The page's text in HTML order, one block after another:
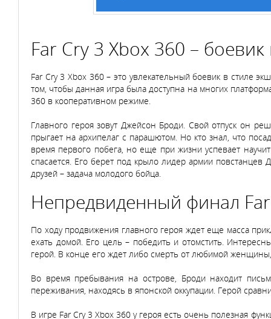
Far Cry 3 Xbox 360 –
Far Cry 3 Xbox 360 – это увлекательный боевик в стиле
том, чтобы данная игра была доступна на многих
360 в кооперативном режиме.
Главного героя зовут Джейсон Броди. Свой отпуск он
прыгает на архипелаг с парашютом. Но кто знал, что
время первого побега, но еще при жизни успевает
спасается. Его берет под крыло лидер армии
друзей – задача молодого бойца.
Непредвиденный финал
По ходу продвижения главного героя ждет еще масса
ехать домой. Его цель – победить и отомстить.
герой. В конце его ждет либо смерть от любимой
Во время пребывания на острове, Броди находит
переживания, находясь в японской оккупации. Герой
В игре Far Cry 3Xbox 360 у героя есть очень полезная